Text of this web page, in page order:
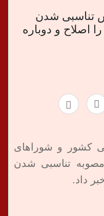
تناسبی شدن
اصلاح و دوباره
کشور و شوراهای
تناسبی شدن
داد.